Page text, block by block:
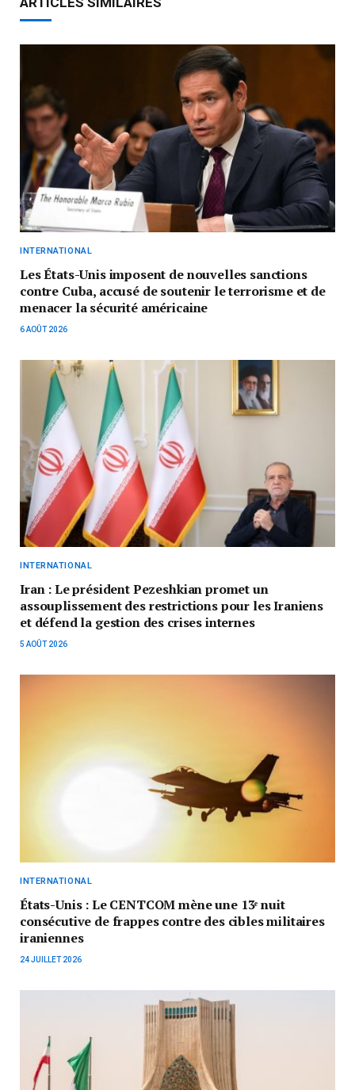
INTERNATIONAL
Les États-Unis imposent de nouvelles sanctions
contre Cuba, accusé de soutenir le terrorisme et de
menacer la sécurité américaine
6 AOÛT 2026
INTERNATIONAL
Iran : Le président Pezeshkian promet un
assouplissement des restrictions pour les Iraniens
et défend la gestion des crises internes
5 AOÛT 2026
INTERNATIONAL
États-Unis : Le CENTCOM mène une 13ᵉ nuit
consécutive de frappes contre des cibles militaires
iraniennes
24 JUILLET 2026